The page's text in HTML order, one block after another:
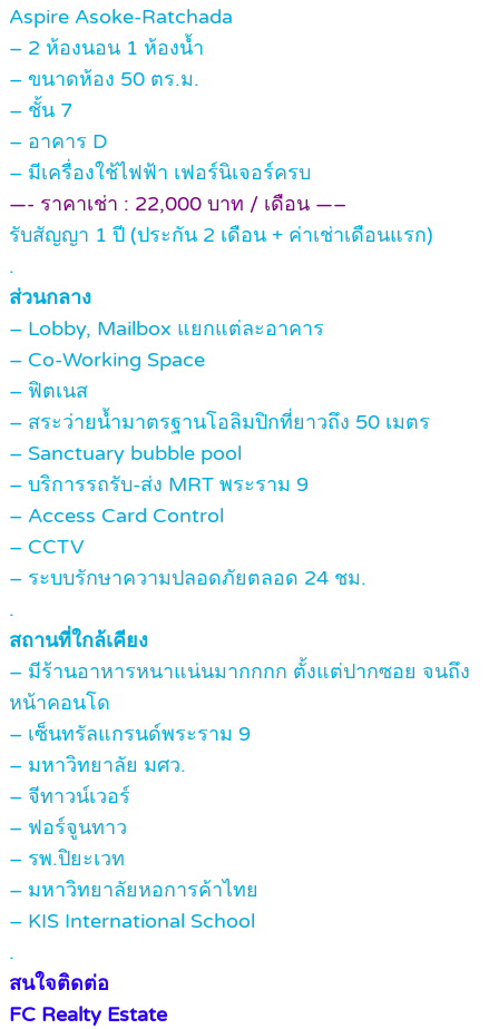
Aspire Asoke-Ratchada
– 2 ห้องนอน 1 ห้องน้ำ
– ขนาดห้อง 50 ตร.ม.
– ชั้น 7
– อาคาร D
– มีเครื่องใช้ไฟฟ้า เฟอร์นิเจอร์ครบ
—- ราคาเช่า : 22,000 บาท / เดือน —–
รับสัญญา 1 ปี (ประกัน 2 เดือน + ค่าเช่าเดือนแรก)
.
ส่วนกลาง
– Lobby, Mailbox แยกแต่ละอาคาร
– Co-Working Space
– ฟิตเนส
– สระว่ายน้ำมาตรฐานโอลิมปิกที่ยาวถึง 50 เมตร
– Sanctuary bubble pool
– บริการรถรับ-ส่ง MRT พระราม 9
– Access Card Control
– CCTV
– ระบบรักษาความปลอดภัยตลอด 24 ชม.
.
สถานที่ใกล้เคียง
– มีร้านอาหารหนาแน่นมากกกก ตั้งแต่ปากซอย จนถึง
หน้าคอนโด
– เซ็นทรัลแกรนด์พระราม 9
– มหาวิทยาลัย มศว.
– จีทาวน์เวอร์
– ฟอร์จูนทาว
– รพ.ปิยะเวท
– มหาวิทยาลัยหอการค้าไทย
– KIS International School
.
สนใจติดต่อ
FC Realty Estate